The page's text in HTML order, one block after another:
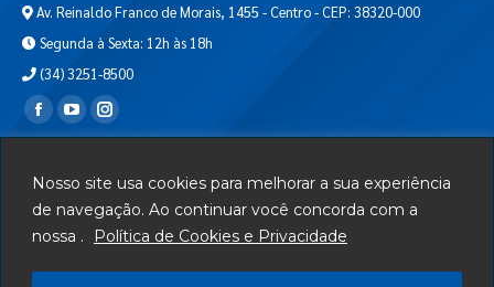
Nosso site usa cookies para melhorar a sua experiência
de navegação. Ao continuar você concorda com a
nossa .
Política de Cookies e Privacidade
Av. Reinaldo Franco de Morais, 1455 - Centro - CEP: 38320-000
Segunda à Sexta: 12h às 18h
(34) 3251-8500
Encontre-nos em:
Departamento de T.I.
Serviços